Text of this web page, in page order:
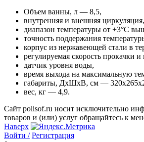
Объем ванны, л — 8,5,
внутренняя и внешняя циркуляция,
диапазон температуры от +3°C
точность поддержания
корпус из нержавеющей стали в
регулируемая скорость прокачки
датчик уровня воды,
время выхода на максимальную
габариты, ДхШхВ, см —
вес, кг — 4,9.
Сайт polisof.ru носит исключительно
товаров и (или) услуг обращайтесь к
Наверх
Войти / Регистрация